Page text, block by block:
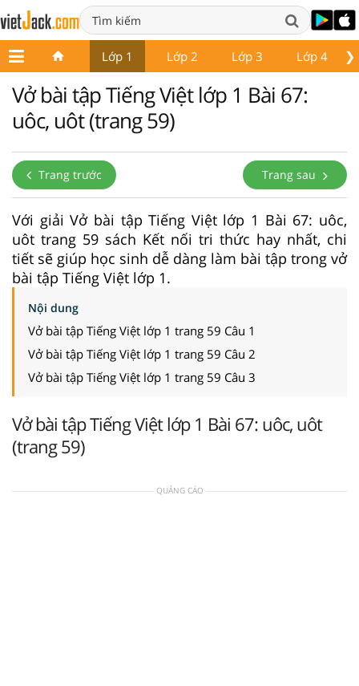
❯
Lớp 1 Lớp 2 Lớp 3 Lớp 4
Vở bài tập Tiếng Việt lớp 1 Bài 67:
uôc, uôt (trang 59)
Trang trước Trang sau
Với giải Vở bài tập Tiếng Việt lớp 1 Bài 67: uôc,
uôt trang 59 sách Kết nối tri thức hay nhất, chi
tiết sẽ giúp học sinh dễ dàng làm bài tập trong vở
bài tập Tiếng Việt lớp 1.
Nội dung
Vở bài tập Tiếng Việt lớp 1 trang 59 Câu 1
Vở bài tập Tiếng Việt lớp 1 trang 59 Câu 2
Vở bài tập Tiếng Việt lớp 1 trang 59 Câu 3
Vở bài tập Tiếng Việt lớp 1 Bài 67: uôc, uôt
(trang 59)
QUẢNG CÁO